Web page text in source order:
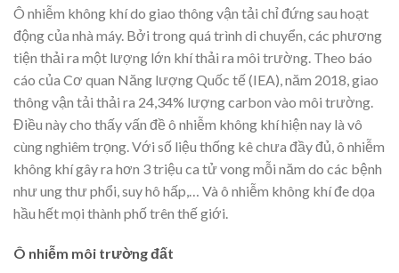
Ô nhiễm không khí do giao thông vận tải chỉ đứng sau hoạt
động của nhà máy. Bởi trong quá trình di chuyển, các phương
tiện thải ra một lượng lớn khí thải ra môi trường. Theo báo
cáo của Cơ quan Năng lượng Quốc tế (IEA), năm 2018, giao
thông vận tải thải ra 24,34% lượng carbon vào môi trường.
Điều này cho thấy vấn đề ô nhiễm không khí hiện nay là vô
cùng nghiêm trọng. Với số liệu thống kê chưa đầy đủ, ô nhiễm
không khí gây ra hơn 3 triệu ca tử vong mỗi năm do các bệnh
như ung thư phổi, suy hô hấp,… Và ô nhiễm không khí đe dọa
hầu hết mọi thành phố trên thế giới.
Ô nhiễm môi trường đất